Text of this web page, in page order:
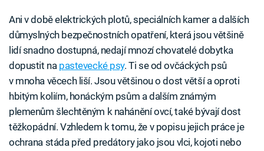
Ani v době elektrických plotů, speciálních kamer a dalších
důmyslných bezpečnostních opatření, která jsou většině
lidí snadno dostupná, nedají mnozí chovatelé dobytka
dopustit na pastevecké psy. Ti se od ovčáckých psů
v mnoha věcech liší. Jsou většinou o dost větší a oproti
hbitým koliím, honáckým psům a dalším známým
plemenům šlechtěným k nahánění ovcí, také bývají dost
těžkopádní. Vzhledem k tomu, že v popisu jejich práce je
ochrana stáda před predátory jako jsou vlci, kojoti nebo